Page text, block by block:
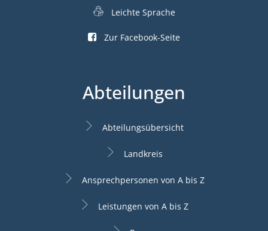
Leichte Sprache
Zur Facebook-Seite
Abteilungen
Abteilungsübersicht
Landkreis
Ansprechpersonen von A bis Z
Leistungen von A bis Z